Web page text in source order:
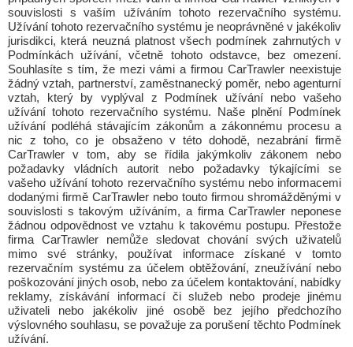
souvislosti s vaším užíváním tohoto rezervačního systému.
Užívání tohoto rezervačního systému je neoprávněné v jakékoliv
jurisdikci, která neuzná platnost všech podmínek zahrnutých v
Podmínkách užívání, včetně tohoto odstavce, bez omezení.
Souhlasíte s tím, že mezi vámi a firmou CarTrawler neexistuje
žádný vztah, partnerství, zaměstnanecký poměr, nebo agenturní
vztah, který by vyplýval z Podmínek užívání nebo vašeho
užívání tohoto rezervačního systému. Naše plnění Podmínek
užívání podléhá stávajícím zákonům a zákonnému procesu a
nic z toho, co je obsaženo v této dohodě, nezabrání firmě
CarTrawler v tom, aby se řídila jakýmkoliv zákonem nebo
požadavky vládních autorit nebo požadavky týkajícími se
vašeho užívání tohoto rezervačního systému nebo informacemi
dodanými firmě CarTrawler nebo touto firmou shromážděnými v
souvislosti s takovým užíváním, a firma CarTrawler neponese
žádnou odpovědnost ve vztahu k takovému postupu. Přestože
firma CarTrawler nemůže sledovat chování svých uživatelů
mimo své stránky, používat informace získané v tomto
rezervačním systému za účelem obtěžování, zneužívání nebo
poškozování jiných osob, nebo za účelem kontaktování, nabídky
reklamy, získávání informací či služeb nebo prodeje jinému
uživateli nebo jakékoliv jiné osobě bez jejího předchozího
výslovného souhlasu, se považuje za porušení těchto Podmínek
užívání.